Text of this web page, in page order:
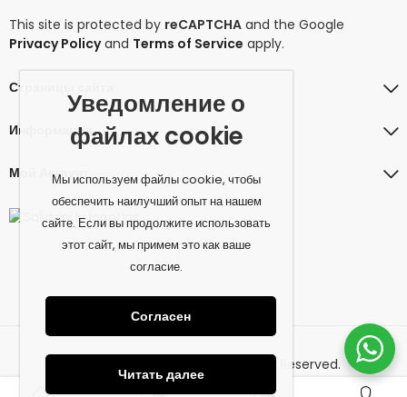
This site is protected by reCAPTCHA and the Google
Privacy Policyand Terms of Service apply.
Страницы сайта
Информация
Мой Аккаунт
© 2026 amiconcept.eu. All Rights Reserved.
Уведомление о
файлах cookie
Мы используем файлы cookie, чтобы
обеспечить наилучший опыт на нашем
сайте. Если вы продолжите использовать
этот сайт, мы примем это как ваше
согласие.
Согласен
Читать далее